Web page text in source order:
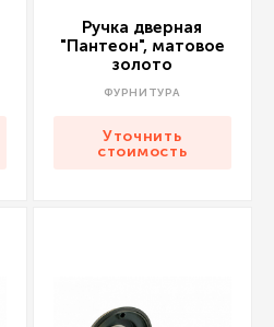
Ручка дверная
"Пантеон", матовое
золото
ФУРНИТУРА
Уточнить
стоимость